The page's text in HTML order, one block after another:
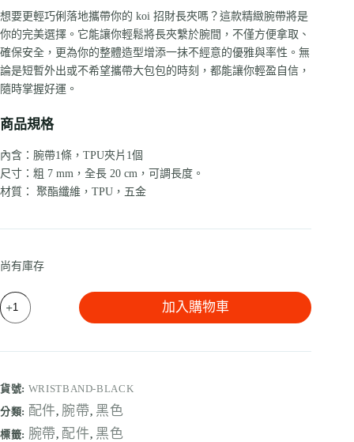
想要更輕巧俐落地攜帶你的 koi 招財長夾嗎？這款精緻腕帶將是
你的完美選擇。它能讓你輕鬆將長夾繫於腕間，不僅方便拿取、
確保安全，更為你的整體造型增添一抹不經意的優雅與率性。無
論是短暫外出或不希望攜帶大包包的時刻，都能讓你輕盈自信，
隨時掌握好運。
商品規格
內含：腕帶1條，TPU夾片1個
尺寸：粗 7 mm，全長 20 cm，可調長度。
材質： 聚酯纖維，TPU，五金
尚有庫存
加入購物車
貨號: WRISTBAND-BLACK
分類: 配件, 腕帶, 黑色
標籤: 腕帶, 配件, 黑色